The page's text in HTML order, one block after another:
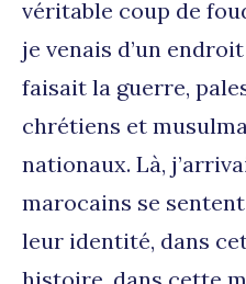
véritable coup de
je venais d’un
faisait la guerre,
chrétiens et
nationaux. Là,
marocains se
leur identité, dans